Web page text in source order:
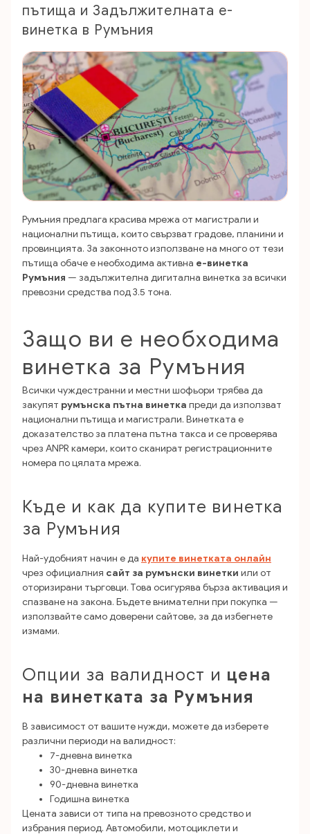
пътища и Задължителната е-
винетка в Румъния
Румъния предлага красива мрежа от магистрали и
национални пътища, които свързват градове, планини и
провинцията. За законното използване на много от тези
пътища обаче е необходима активна е-винетка
Румъния — задължителна дигитална винетка за всички
превозни средства под 3.5 тона.
Защо ви е необходима
винетка за Румъния
Всички чуждестранни и местни шофьори трябва да
закупят румънска пътна винетка преди да използват
национални пътища и магистрали. Винетката е
доказателство за платена пътна такса и се проверява
чрез ANPR камери, които сканират регистрационните
номера по цялата мрежа.
Къде и как да купите винетка
за Румъния
Най-удобният начин е да купите винетката онлайн
чрез официалния сайт за румънски винетки или от
оторизирани търговци. Това осигурява бърза активация и
спазване на закона. Бъдете внимателни при покупка —
използвайте само доверени сайтове, за да избегнете
измами.
Опции за валидност и цена
на винетката за Румъния
В зависимост от вашите нужди, можете да изберете
различни периоди на валидност:
7-дневна винетка
30-дневна винетка
90-дневна винетка
Годишна винетка
Цената зависи от типа на превозното средство и
избрания период. Автомобили, мотоциклети и